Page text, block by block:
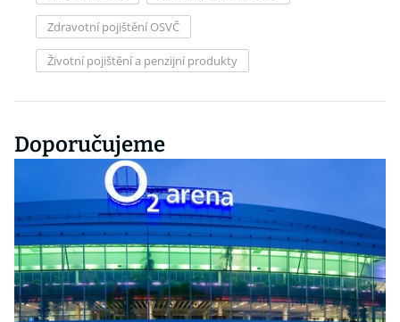
Zdravotní pojištění OSVČ
Životní pojištění a penzijní produkty
Doporučujeme